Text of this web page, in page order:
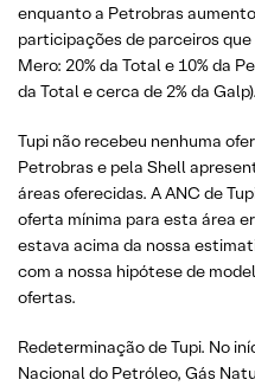
enquanto a Petrobras
participações de parceiros
Mero: 20% da Total e 10% da
da Total e cerca de 2% da Galp).
Tupi não recebeu nenhuma
Petrobras e pela Shell
áreas oferecidas. A ANC de
oferta mínima para esta área
estava acima da nossa
com a nossa hipótese de
ofertas.
Redeterminação de Tupi. No
Nacional do Petróleo, Gás